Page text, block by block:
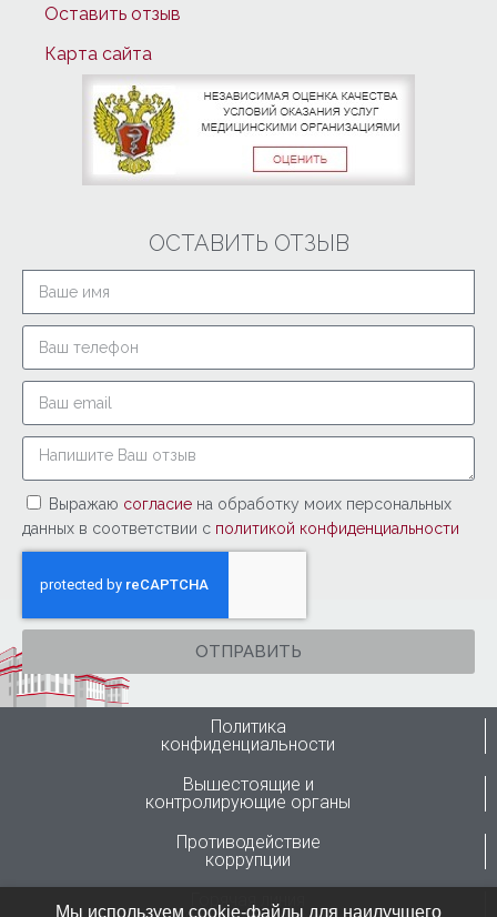
Оставить отзыв
Карта сайта
ОСТАВИТЬ ОТЗЫВ
Выражаю согласие на обработку моих персональных
данных в соответствии с политикой конфиденциальности
ОТПРАВИТЬ
Политика
конфиденциальности
Вышестоящие и
контролирующие органы
Противодействие
коррупции
Горячая линия
Мы используем cookie-файлы для наилучшего